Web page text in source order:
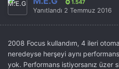
1.547
Yanıtlandı 2 Temmuz 2016
2008 Focus kullandım, 4 ileri
neredeyse herşeyi aynı
yok. Performans istiyorsanız üzer